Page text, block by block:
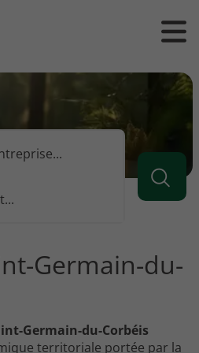
Ouvrir
/
le
Germain-du-
Germain-du-Corbéis
territoriale portée par la